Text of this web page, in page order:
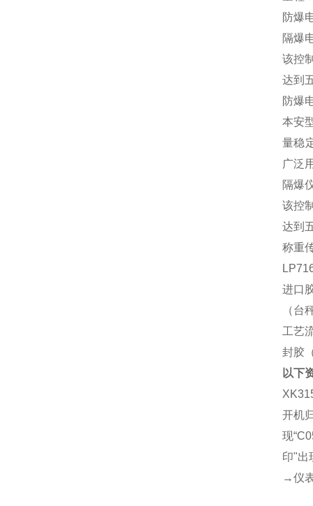
防爆
隔爆
该控
达到
防爆
本安
量稳
广泛
隔爆
该控
达到
称重
进口
（台
工艺
封胶
以下
开机
现
印"出
→仪